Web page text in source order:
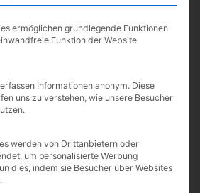
sind oder noch 2022 kommen
verfügbar
Konsole und
Service-Gruppen, für die eine
ermöglichen grundlegende Funktionen
Funktion der Website
Informationen anonym. Diese
uns zu verstehen, wie unsere Besucher
werden von Drittanbietern oder
um personalisierte Werbung
dies, indem sie Besucher über Websites